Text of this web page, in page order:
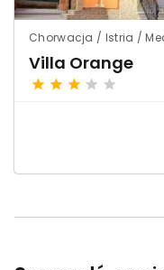
Chorwacja / Istria /
Villa Orange